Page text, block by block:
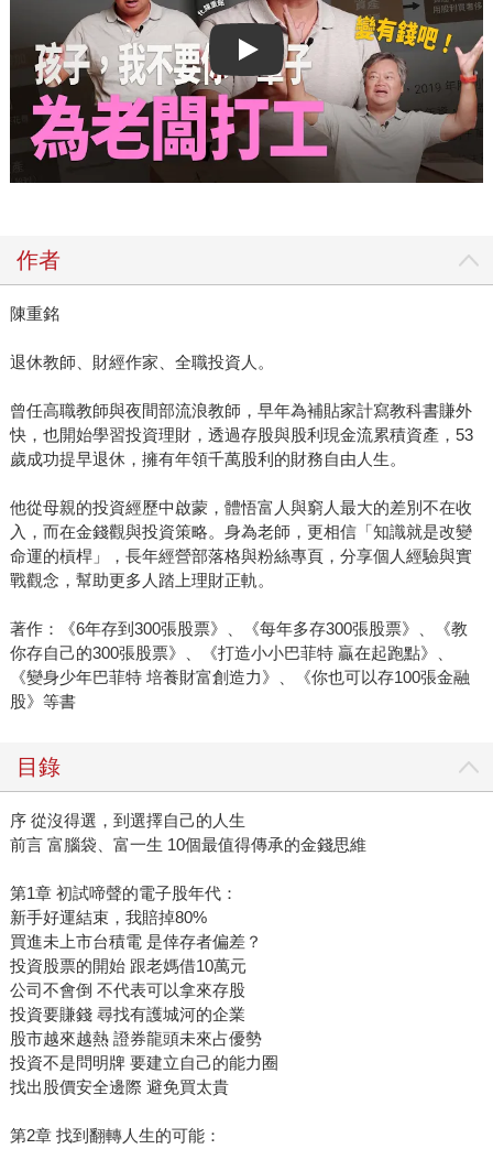
Play video
作者
陳重銘
退休教師、財經作家、全職投資人。
曾任高職教師與夜間部流浪教師，早年為補貼家計寫教科書賺外
快，也開始學習投資理財，透過存股與股利現金流累積資產，53
歲成功提早退休，擁有年領千萬股利的財務自由人生。
他從母親的投資經歷中啟蒙，體悟富人與窮人最大的差別不在收
入，而在金錢觀與投資策略。身為老師，更相信「知識就是改變
命運的槓桿」，長年經營部落格與粉絲專頁，分享個人經驗與實
戰觀念，幫助更多人踏上理財正軌。
著作：《6年存到300張股票》、《每年多存300張股票》、《教
你存自己的300張股票》、《打造小小巴菲特 贏在起跑點》、
《變身少年巴菲特 培養財富創造力》、《你也可以存100張金融
股》等書
目錄
序 從沒得選，到選擇自己的人生
前言 富腦袋、富一生 10個最值得傳承的金錢思維
第1章 初試啼聲的電子股年代：
新手好運結束，我賠掉80%
買進未上市台積電 是倖存者偏差？
投資股票的開始 跟老媽借10萬元
公司不會倒 不代表可以拿來存股
投資要賺錢 尋找有護城河的企業
股市越來越熱 證券龍頭未來占優勢
投資不是問明牌 要建立自己的能力圈
找出股價安全邊際 避免買太貴
第2章 找到翻轉人生的可能：